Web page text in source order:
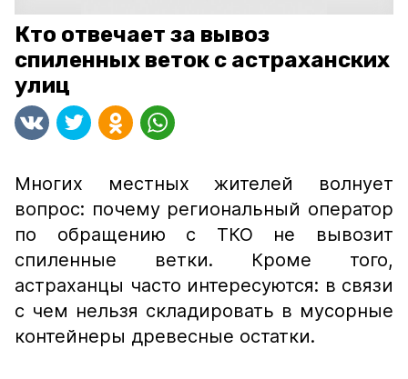
Кто отвечает за вывоз
спиленных веток с астраханских
улиц
Многих местных жителей волнует
вопрос: почему региональный оператор
по обращению с ТКО не вывозит
спиленные ветки. Кроме того,
астраханцы часто интересуются: в связи
с чем нельзя складировать в мусорные
контейнеры древесные остатки.